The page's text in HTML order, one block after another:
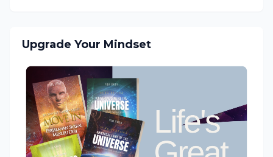
Upgrade Your Mindset